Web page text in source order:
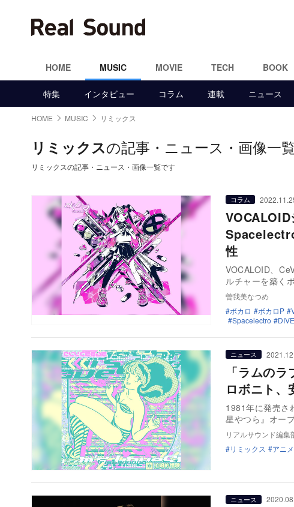
HOME MUSIC MOVIE TECH BOOK
特集 インタビュー コラム 連載 ニュース
HOME MUSIC リミックス
リミックスの記事・ニュース・画像一
リミックスの記事・ニュース・画像一覧です
コラム
性
VOCALOID、
ルチャーを築く
曽我美なつめ
ボカロ
ボカロP
Spacelectro
ニュース
「ラムの
ロボニト、
1981年に発売さ
星やつら』オー
リアルサウンド編集
リミックス
アニメ
ニュース